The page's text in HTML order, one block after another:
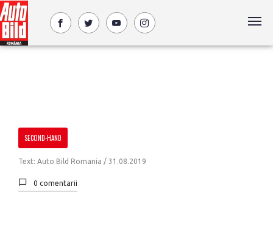
SECOND-HAND
Text: Auto Bild Romania / 31.08.2019
0 comentarii